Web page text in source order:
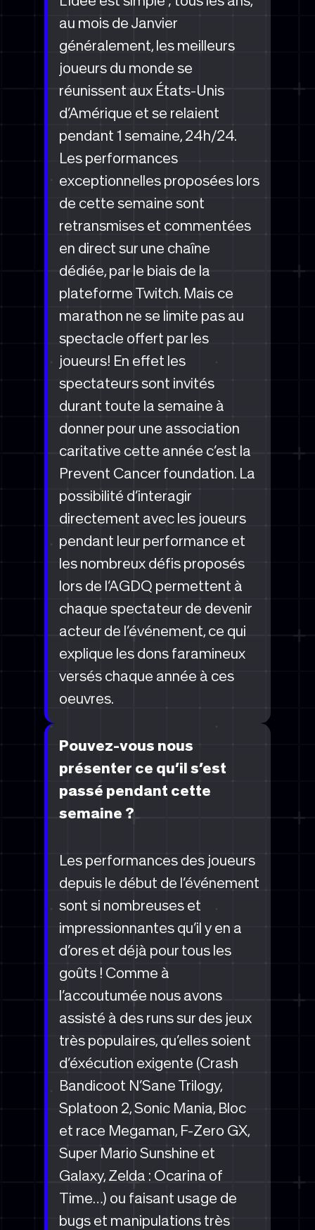
au mois de Janvier
généralement, les meilleurs
joueurs du monde se
réunissent aux États-Unis
d’Amérique et se relaient
pendant 1 semaine, 24h/24.
Les performances
exceptionnelles proposées lors
de cette semaine sont
retransmises et commentées
en direct sur une chaîne
dédiée, par le biais de la
plateforme Twitch. Mais ce
marathon ne se limite pas au
spectacle offert par les
joueurs! En effet les
spectateurs sont invités
durant toute la semaine à
donner pour une association
caritative cette année c’est la
Prevent Cancer foundation. La
possibilité d’interagir
directement avec les joueurs
pendant leur performance et
les nombreux défis proposés
lors de l’AGDQ permettent à
chaque spectateur de devenir
acteur de l’événement, ce qui
explique les dons faramineux
versés chaque année à ces
oeuvres.
Pouvez-vous nous
présenter ce qu’il s’est
passé pendant cette
semaine ?
Les performances des joueurs
depuis le début de l’événement
sont si nombreuses et
impressionnantes qu’il y en a
d’ores et déjà pour tous les
goûts ! Comme à
l’accoutumée nous avons
assisté à des runs sur des jeux
très populaires, qu’elles soient
d’éxécution exigente (Crash
Bandicoot N’Sane Trilogy,
Splatoon 2, Sonic Mania, Bloc
et race Megaman, F-Zero GX,
Super Mario Sunshine et
Galaxy, Zelda : Ocarina of
Time…) ou faisant usage de
bugs et manipulations très